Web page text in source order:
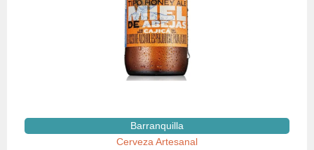
Barranquilla
Cerveza Artesanal